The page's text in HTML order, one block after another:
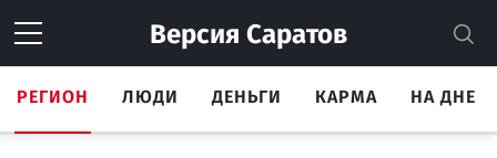
Версия Саратов
РЕГИОН ЛЮДИ ДЕНЬГИ КАРМА НА ДНЕ